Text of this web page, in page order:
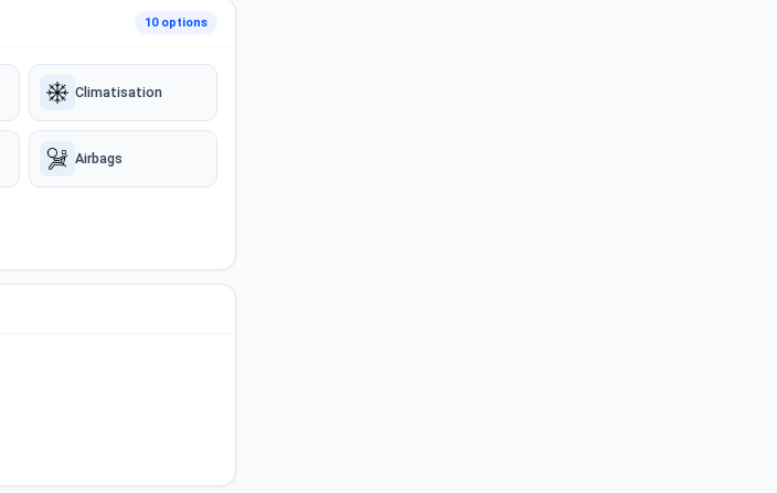
10 options
Climatisation
Airbags